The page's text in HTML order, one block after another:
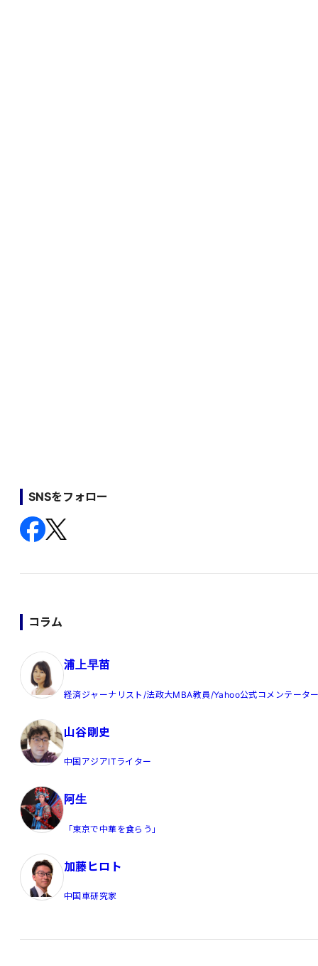
SNSをフォロー
コラム
浦上早苗
経済ジャーナリスト/法政大MBA教員/Yahoo公式コメンテータ
山谷剛史
中国アジアITライター
阿生
「東京で中華を食らう」
加藤ヒロト
中国車研究家